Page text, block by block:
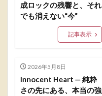
成ロックの残響と、それ
でも消えない“今”
記事表示
2026年5月8日
Innocent Heart — 純粋
さの先にある、本当の強